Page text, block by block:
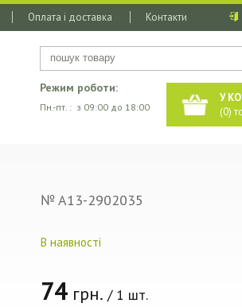
Оплата і доставка Контакти
У
(0)
Режим роботи:
Пн.-пт. : з 09:00 до 18:00
№ A13-2902035
В наявності
74 грн. / 1 шт.